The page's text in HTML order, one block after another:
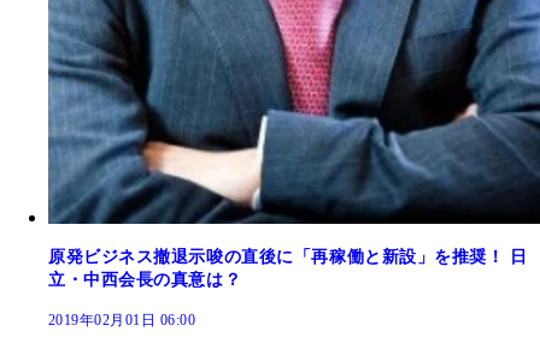
原発ビジネス撤退示唆の直後に「再稼働と新設」を推奨！ 日
立・中西会長の真意は？
2019年02月01日 06:00